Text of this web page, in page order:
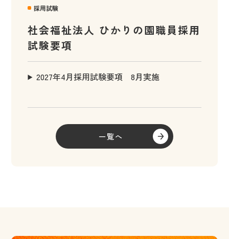
採用試験
社会福祉法人 ひかりの園職員採用
試験要項
2027年4月採用試験要項 8月実施
一覧へ